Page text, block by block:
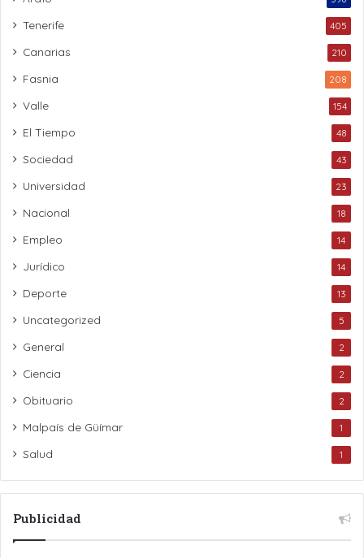
Tenerife 405
Canarias 210
Fasnia 208
Valle 154
El Tiempo 48
Sociedad 43
Universidad 23
Nacional 18
Empleo 14
Jurídico 14
Deporte 13
Uncategorized 5
General 2
Ciencia 2
Obituario 2
Malpaís de Güímar 1
Salud 1
Publicidad